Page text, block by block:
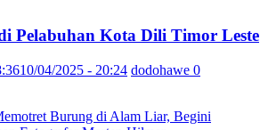
Pelabuhan Kota Dili Timor Leste
10/04/2025 - 20:24 dodohawe 0